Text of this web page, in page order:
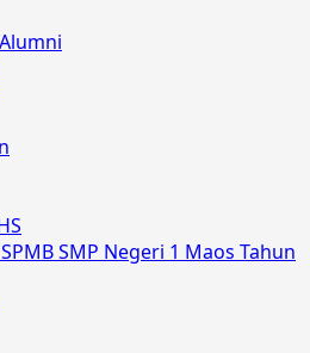
SMP Negeri 1 Maos Tahun